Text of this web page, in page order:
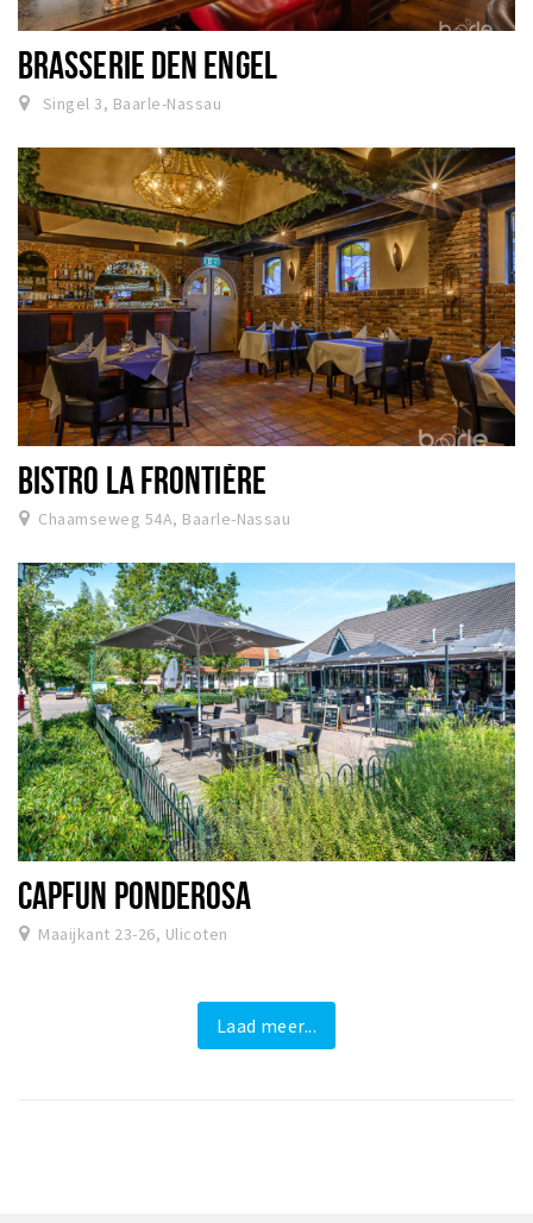
BRASSERIE DEN ENGEL
Singel 3, Baarle-Nassau
BISTRO LA FRONTIÈRE
Chaamseweg 54A, Baarle-Nassau
CAPFUN PONDEROSA
Maaijkant 23-26, Ulicoten
Laad meer...